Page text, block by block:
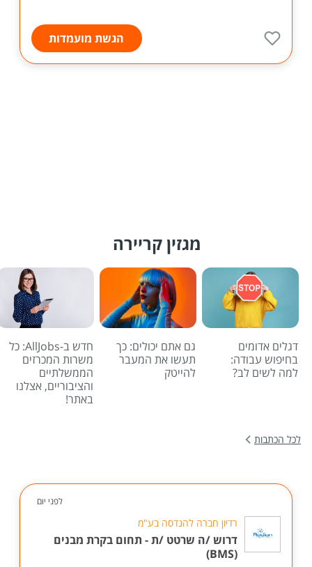
הגשת מועמדות
מגזין קריירה
דגלים אדומים
בחיפוש עבודה:
למה לשים לב?
גם אתם יכולים: כך
תעשו את המעבר
להייטק
חדש ב-AllJobs: כל
משרות המכרזים
הממשלתיים
והציבוריים, אצלנו
באתר!
לכל הכתבות
לפני יום
רדיון חברה להנדסה בע"מ
דרוש /ה שרטט /ת - תחום בקרת מבנים
(BMS)